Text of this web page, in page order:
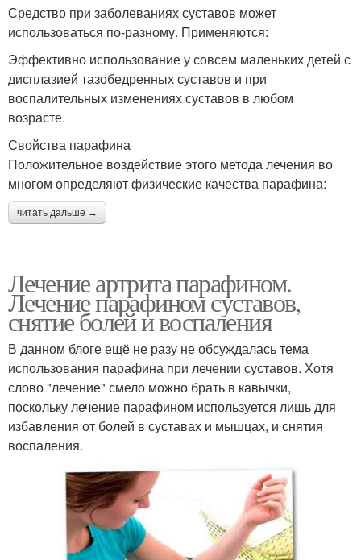
Средство при заболеваниях суставов может
использоваться по-разному. Применяются:
Эффективно использование у совсем маленьких детей с
дисплазией тазобедренных суставов и при
воспалительных изменениях суставов в любом
возрасте.
Свойства парафина
Положительное воздействие этого метода лечения во
многом определяют физические качества парафина:
читать дальше →
Лечение артрита парафином.
Лечение парафином суставов,
снятие болей и воспаления
В данном блоге ещё не разу не обсуждалась тема
использования парафина при лечении суставов. Хотя
слово "лечение" смело можно брать в кавычки,
поскольку лечение парафином используется лишь для
избавления от болей в суставах и мышцах, и снятия
воспаления.